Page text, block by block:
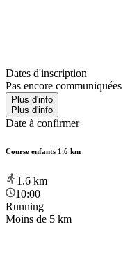
Dates d'inscription
Pas encore communiquées
Plus d'info
Plus d'info
Date à confirmer
Course enfants 1,6 km
1.6 km
10:00
Running
Moins de 5 km